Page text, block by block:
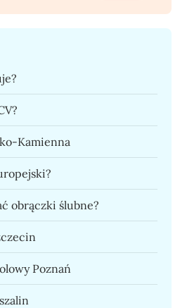
Kamienna
obrączki ślubne?
Poznań